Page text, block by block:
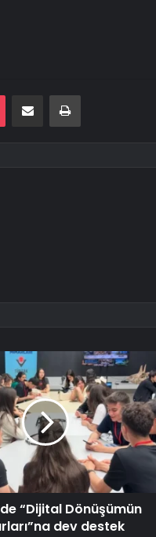
Pocket E-Posta ile paylaş Yazdır
“Dijital Dönüşümün
dev destek